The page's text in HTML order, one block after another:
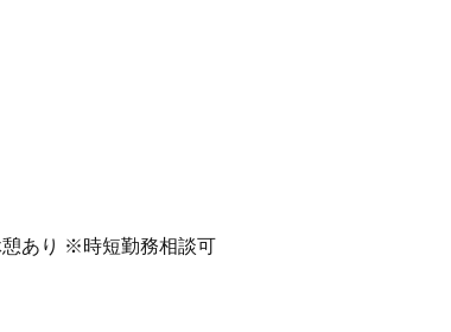
憩あり ※時短勤務相談可